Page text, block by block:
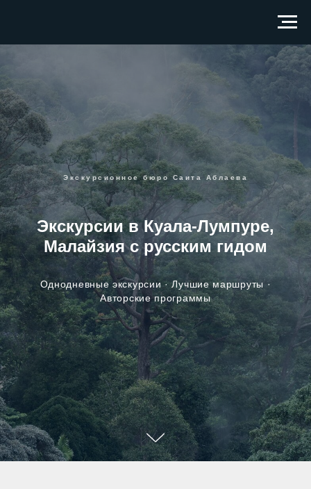
Экскурсионное бюро Саита Аблаева
Экскурсии в Куала-Лумпуре,
Малайзия с русским гидом
Однодневные экскурсии · Лучшие маршруты ·
Авторские программы